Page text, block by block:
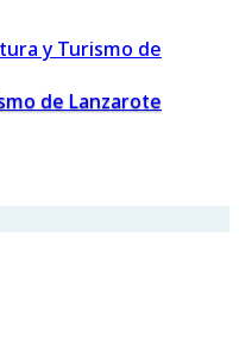
de Lanzarote